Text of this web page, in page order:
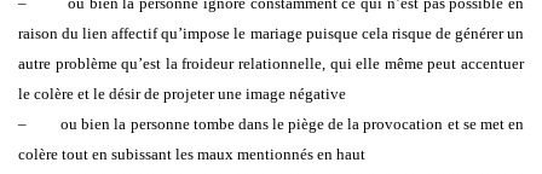
raison du lien affectif qu’impose le mariage puisque cela risque de générer un
autre problème qu’est la froideur relationnelle, qui elle même peut accentuer
le colère et le désir de projeter une image négative
–
ou bien la personne tombe dans le piège de la provocation et se met en
colère tout en subissant les maux mentionnés en haut